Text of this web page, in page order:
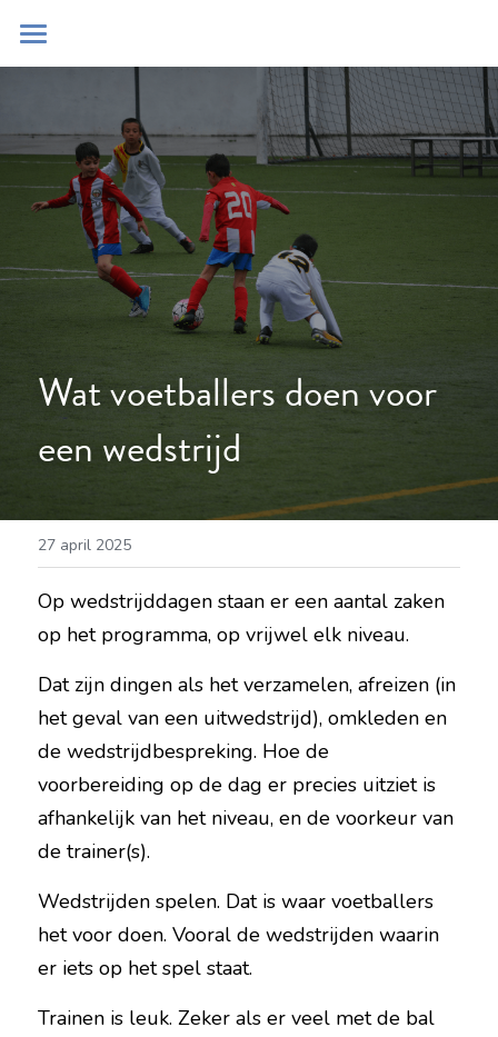
Home
Contact
Zoeken
POWERED BY
Wat voetballers doen voor
een wedstrijd
27 april 2025
Op wedstrijddagen staan er een aantal zaken
op het programma, op vrijwel elk niveau.
Dat zijn dingen als het verzamelen, afreizen (in
het geval van een uitwedstrijd), omkleden en
de wedstrijdbespreking. Hoe de
voorbereiding op de dag er precies uitziet is
afhankelijk van het niveau, en de voorkeur van
de trainer(s).
Wedstrijden spelen. Dat is waar voetballers
het voor doen. Vooral de wedstrijden waarin
er iets op het spel staat.
Trainen is leuk. Zeker als er veel met de bal